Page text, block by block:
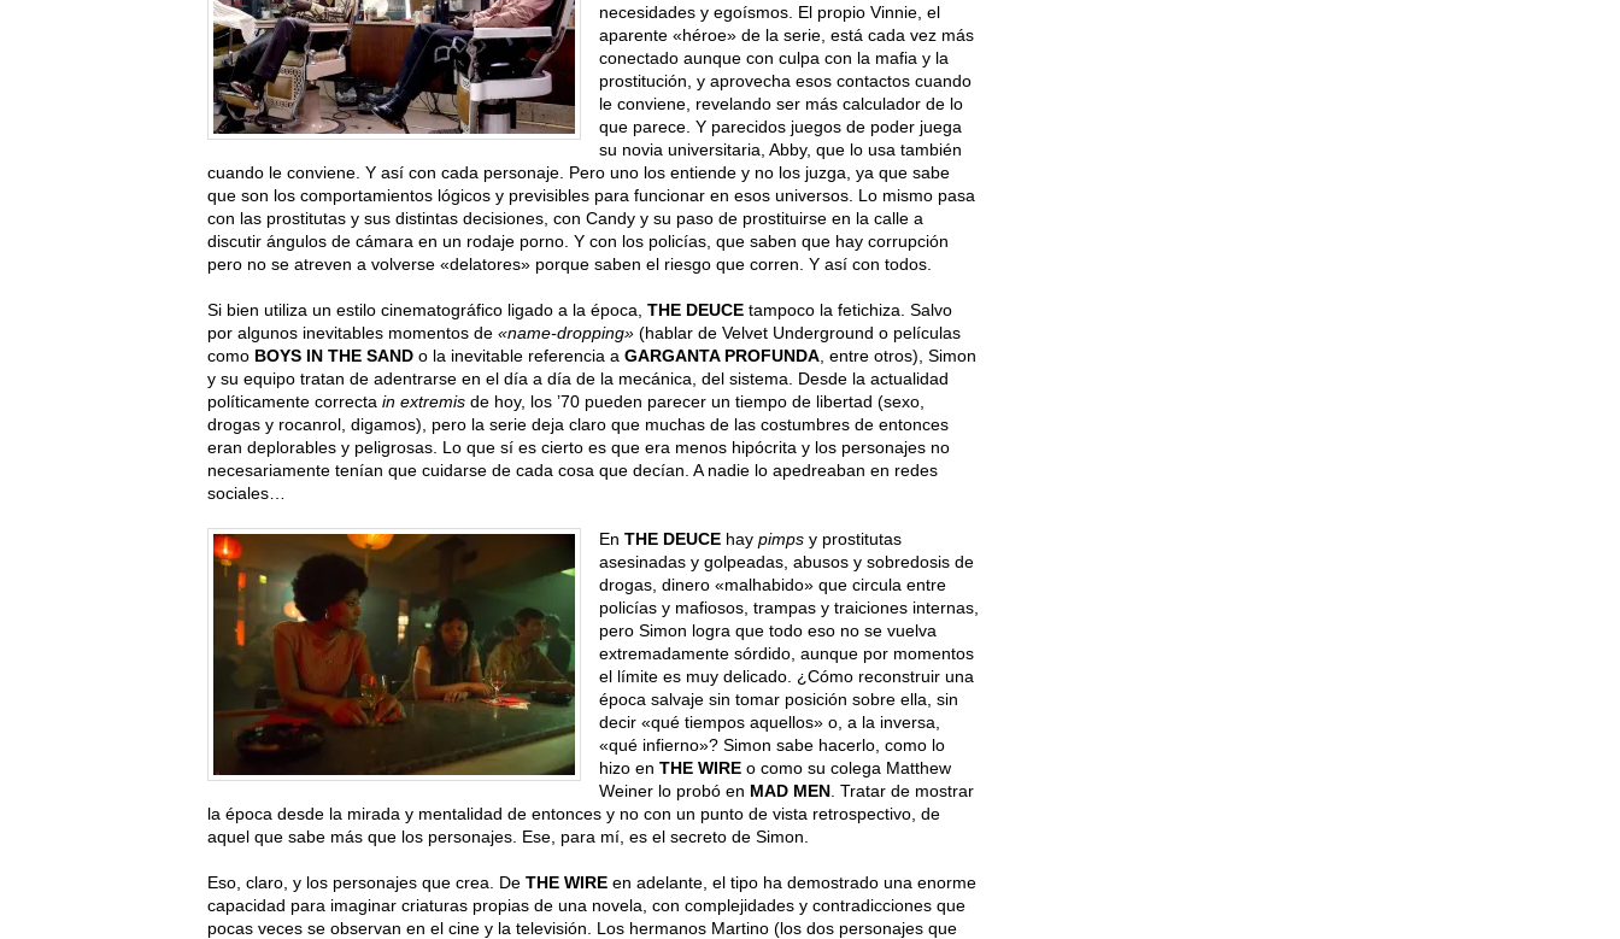
necesidades y egoísmos. El propio Vinnie, el
aparente «héroe» de la serie, está cada vez más
conectado aunque con culpa con la mafia y la
prostitución, y aprovecha esos contactos cuando
le conviene, revelando ser más calculador de lo
que parece. Y parecidos juegos de poder juega
su novia universitaria, Abby, que lo usa también
cuando le conviene. Y así con cada personaje. Pero uno los entiende y no los juzga, ya que sabe
que son los comportamientos lógicos y previsibles para funcionar en esos universos. Lo mismo pasa
con las prostitutas y sus distintas decisiones, con Candy y su paso de prostituirse en la calle a
discutir ángulos de cámara en un rodaje porno. Y con los policías, que saben que hay corrupción
pero no se atreven a volverse «delatores» porque saben el riesgo que corren. Y así con todos.
Si bien utiliza un estilo cinematográfico ligado a la época, THE DEUCE tampoco la fetichiza. Salvo
por algunos inevitables momentos de «name-dropping» (hablar de Velvet Underground o películas
como BOYS IN THE SAND o la inevitable referencia a GARGANTA PROFUNDA , entre otros), Simon
y su equipo tratan de adentrarse en el día a día de la mecánica, del sistema. Desde la actualidad
políticamente correcta in extremis de hoy, los ’70 pueden parecer un tiempo de libertad (sexo,
drogas y rocanrol, digamos), pero la serie deja claro que muchas de las costumbres de entonces
eran deplorables y peligrosas. Lo que sí es cierto es que era menos hipócrita y los personajes no
necesariamente tenían que cuidarse de cada cosa que decían. A nadie lo apedreaban en redes
sociales…
En THE DEUCE hay pimps y prostitutas
asesinadas y golpeadas, abusos y sobredosis de
drogas, dinero «malhabido» que circula entre
policías y mafiosos, trampas y traiciones internas,
pero Simon logra que todo eso no se vuelva
extremadamente sórdido, aunque por momentos
el límite es muy delicado. ¿Cómo reconstruir una
época salvaje sin tomar posición sobre ella, sin
decir «qué tiempos aquellos» o, a la inversa,
«qué infierno»? Simon sabe hacerlo, como lo
hizo en THE WIRE o como su colega Matthew
Weiner lo probó en MAD MEN . Tratar de mostrar
la época desde la mirada y mentalidad de entonces y no con un punto de vista retrospectivo, de
aquel que sabe más que los personajes. Ese, para mí, es el secreto de Simon.
Eso, claro, y los personajes que crea. De THE WIRE en adelante, el tipo ha demostrado una enorme
capacidad para imaginar criaturas propias de una novela, con complejidades y contradicciones que
pocas veces se observan en el cine y la televisión. Los hermanos Martino (los dos personajes que